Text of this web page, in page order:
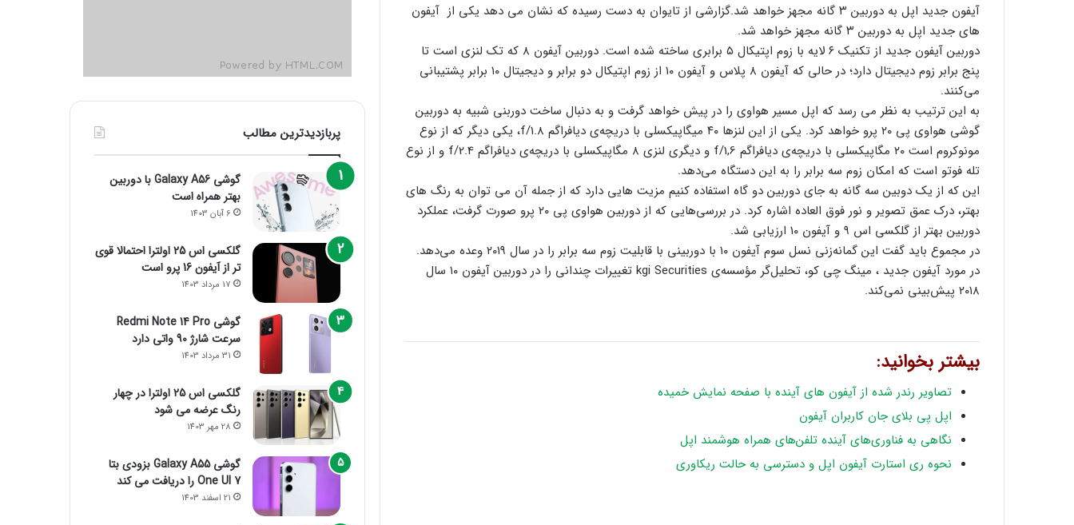
آیفون جدید اپل به دوربین ۳ گانه مجهز خواهد شد.گزارشی از تایوان به دست رسیده که نشان می دهد یکی از آیفون
های جدید اپل به دوربین ۳ گانه مجهز خواهد شد.
دوربین آیفون جدید از تکنیک ۶ لایه با زوم اپتیکال ۵ برابری ساخته شده است. دوربین آیفون ۸ که تک لنزی است تا
پنج برابر زوم دیجیتال دارد؛ در حالی که آیفون ۸ پلاس و آیفون ۱۰ از زوم اپتیکال دو برابر و دیجیتال ۱۰ برابر پشتیبانی
می‌کنند.
به این ترتیب به نظر می رسد که اپل مسیر هواوی را در پیش خواهد گرفت و به دنبال ساخت دوربنی شبیه به دوربین
گوشی هواوی پی ۲۰ پرو خواهد کرد. یکی از این لنزها ۴۰ میگاپیکسلی با دریچه‌ی دیافراگم f/1.8، یکی دیگر که از نوع
مونوکروم است ۲۰ مگاپیکسلی با دریچه‌ی دیافراگم f/1,6 و دیگری لنزی ۸ مگاپیکسلی با دریچه‌ی دیافراگم f/2.4 و از نوع
تله فوتو است که امکان زوم سه برابر را به این دستگاه می‌دهد.
این که از یک دوبین سه گانه به جای دوربین دو گاه استفاده کنیم مزیت هایی دارد که از جمله آن می توان به رنگ های
بهتر، درک عمق تصویر و نور فوق العاده اشاره کرد. در بررسی‌هایی که از دوربین هواوی پی ۲۰ پرو صورت گرفت، عملکرد
دوربین بهتر از گلکسی اس ۹ و آیفون ۱۰ ارزیابی شد.
در مجموع باید گفت این گمانه‌زنی نسل سوم آیفون ۱۰ با دوربینی با قابلیت زوم سه برابر را در سال ۲۰۱۹ وعده می‌دهد.
در مورد آیفون جدید ، مینگ چی کو، تحلیل‌گر مؤسسه‌ی kgi Securities تغییرات چندانی را در دوربین آیفون ۱۰ سال
۲۰۱۸ پیش‌بینی نمی‌کند.
بیشتر بخوانید:
تصاویر رندر شده از آیفون های آینده با صفحه نمایش خمیده
اپل پی بلای جان کاربران آیفون
نگاهی به فناوری‌های آینده تلفن‌های همراه هوشمند اپل
نحوه ری استارت آیفون اپل و دسترسی به حالت ریکاوری
پربازدیدترین مطالب
گوشی Galaxy A56 با دوربین
بهتر همراه است
6 آبان 1403
گلکسی اس 25 اولترا احتمالا قوی
تر از آیفون 16 پرو است
17 مرداد 1403
گوشی Redmi Note 14 Pro
سرعت شارژ 90 واتی دارد
31 مرداد 1403
گلکسی اس 25 اولترا در چهار
رنگ عرضه می شود
28 مهر 1403
گوشی Galaxy A55 بزودی بتا
One UI 7 را دریافت می کند
21 اسفند 1403